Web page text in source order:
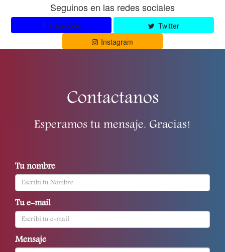
Seguinos en las redes sociales
Facebook
Twitter
Instagram
Contactanos
Esperamos tu mensaje. Gracias!
Tu nombre
Tu e-mail
Mensaje